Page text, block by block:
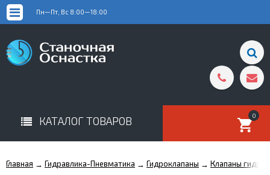
Пн—Пт, Вс 8:00—18:00
КАТАЛОГ ТОВАРОВ 0
Главная → Гидравлика-Пневматика → Гидроклапаны → Клапаны